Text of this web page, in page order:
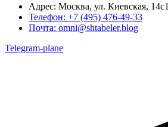
Адрес: Москва, ул. Киевская, 14с1
Телефон: +7 (495) 476-49-33
Почта: omni@shtabeler.blog
Telegram-plane